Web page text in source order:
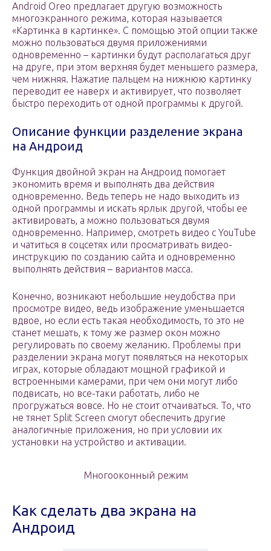
Android Oreo предлагает другую возможность
многоэкранного режима, которая называется
«Картинка в картинке». С помощью этой опции также
можно пользоваться двумя приложениями
одновременно – картинки будут располагаться друг
на друге, при этом верхняя будет меньшего размера,
чем нижняя. Нажатие пальцем на нижнюю картинку
переводит ее наверх и активирует, что позволяет
быстро переходить от одной программы к другой.
Описание функции разделение экрана
на Андроид
Функция двойной экран на Андроид помогает
экономить время и выполнять два действия
одновременно. Ведь теперь не надо выходить из
одной программы и искать ярлык другой, чтобы ее
активировать, а можно пользоваться двумя
одновременно. Например, смотреть видео с YouTube
и чатиться в соцсетях или просматривать видео-
инструкцию по созданию сайта и одновременно
выполнять действия – вариантов масса.
Конечно, возникают небольшие неудобства при
просмотре видео, ведь изображение уменьшается
вдвое, но если есть такая необходимость, то это не
станет мешать, к тому же размер окон можно
регулировать по своему желанию. Проблемы при
разделении экрана могут появляться на некоторых
играх, которые обладают мощной графикой и
встроенными камерами, при чем они могут либо
подвисать, но все-таки работать, либо не
прогружаться вовсе. Но не стоит отчаиваться. То, что
не тянет Split Screen смогут обеспечить другие
аналогичные приложения, но при условии их
установки на устройство и активации.
Многооконный режим
Как сделать два экрана на
Андроид